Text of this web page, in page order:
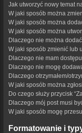
Jak utworzyć nowy temat
W jaki sposób można
W jaki sposób można
W jaki sposób można
Dlaczego nie można
W jaki sposób zmienić lub
Dlaczego nie mam
Dlaczego nie mogę
Dlaczego otrzymałem/
W jaki sposób można
Do czego służy przycisk
Dlaczego mój post musi
W jaki sposób mogę
Formatowanie i